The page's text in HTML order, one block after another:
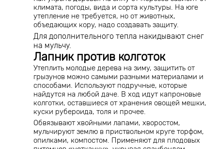
климата, погоды, вида и сорта культуры. На юге
утепление не требуется, но от животных,
объедающих кору, надо создавать защиту.
Для дополнительного тепла накидывают снег
на мульчу.
Лапник против колготок
Утеплить молодые дерева на зиму, защитить от
грызунов можно самыми разными материалами и
способами. Используют подручные, которые
найдутся на любой даче. В ход идут капроновые
колготки, оставшиеся от хранения овощей мешки,
куски рубероида, толя и прочее.
Обвязывают хвойными лапами, хворостом,
мульчируют землю в приствольном круге торфом,
опилками, компостом. Применяют для плодовых